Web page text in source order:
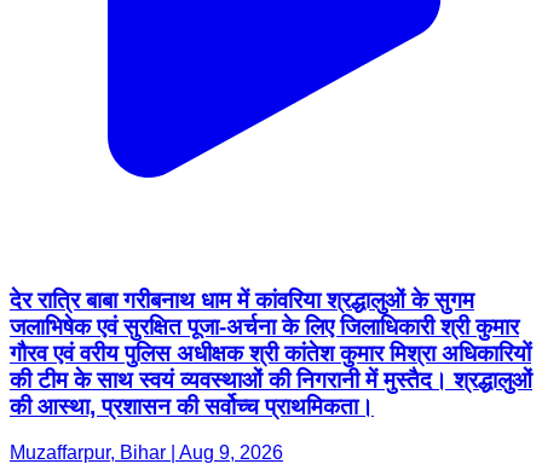
देर रात्रि बाबा गरीबनाथ धाम में कांवरिया श्रद्धालुओं के सुगम
जलाभिषेक एवं सुरक्षित पूजा-अर्चना के लिए जिलाधिकारी श्री कुमार
गौरव एवं वरीय पुलिस अधीक्षक श्री कांतेश कुमार मिश्रा अधिकारियों
की टीम के साथ स्वयं व्यवस्थाओं की निगरानी में मुस्तैद। श्रद्धालुओं
की आस्था, प्रशासन की सर्वोच्च प्राथमिकता।
Muzaffarpur, Bihar | Aug 9, 2026